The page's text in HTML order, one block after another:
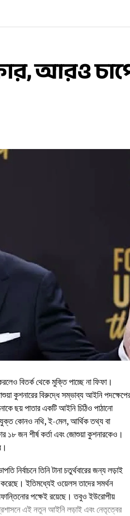
আরও
বিতর্ক থেকে মুক্তি পাচ্ছে না ফিফা।
কুশনারের বিরুদ্ধে সম্ভাব্য আইনি
ছয় পাতার একটি আইনি চিঠিও পাঠানো
যুক্ত কোনও নথি, ই-মেল, আর্থিক তথ্য বা
১৮ জন শীর্ষ কর্তা এবং জোশুয়া কুশনারকেও।
নির্বাচনে তিনি টানা চতুর্থবারের জন্য লড়াই
ইতিমধ্যেই ওয়েলস তাদের সমর্থন
পক্ষেই রয়েছে। তবুও ইউরোপীয়
প্রশাসনে এই নতুন আইনি লড়াই এবং নেতৃত্বের